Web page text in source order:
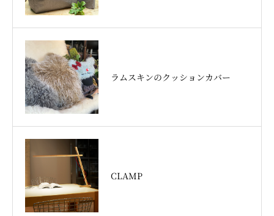
ラムスキンのクッションカバー
CLAMP